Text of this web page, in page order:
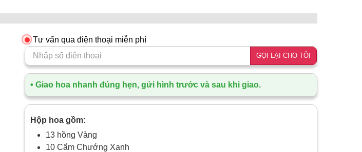
Tư vấn qua điện thoại miễn phí
GỌI LẠI CHO TÔI
• Giao hoa nhanh đúng hẹn, gửi hình trước và sau khi giao.
Hộp hoa gồm:
13 hồng Vàng
10 Cẩm Chướng Xanh